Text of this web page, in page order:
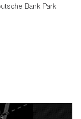
Bank Park